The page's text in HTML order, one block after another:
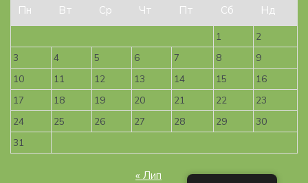
Пн
Вт Ср Чт Пт Сб Нд
1
2
3
4 5 6 7 8
9
10
11 12 13 14 15
16
17
18 19 20 21 22
23
24
25 26 27 28 29
30
31
« Лип